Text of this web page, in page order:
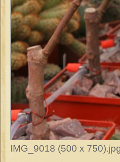
IMG_9018 (500 x